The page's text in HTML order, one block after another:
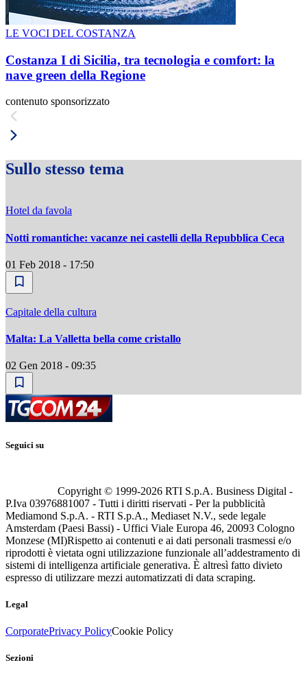
LE VOCI DEL COSTANZA
Costanza I di Sicilia, tra tecnologia e comfort: la
nave green della Regione
contenuto sponsorizzato
Sullo stesso tema
Hotel da favola
Notti romantiche: vacanze nei castelli della Repubblica Ceca
01 Feb 2018 - 17:50
Capitale della cultura
Malta: La Valletta bella come cristallo
02 Gen 2018 - 09:35
Seguici su
Copyright © 1999-2026 RTI S.p.A. Business Digital -
P.Iva 03976881007 - Tutti i diritti riservati - Per la pubblicità
Mediamond S.p.A. - RTI S.p.A., Mediaset N.V., sede legale
Amsterdam (Paesi Bassi) - Uffici Viale Europa 46, 20093 Cologno
Monzese (MI)Rispetto ai contenuti e ai dati personali trasmessi e/o
riprodotti è vietata ogni utilizzazione funzionale all’addestramento di
sistemi di intelligenza artificiale generativa. È altresì fatto divieto
espresso di utilizzare mezzi automatizzati di data scraping.
Legal
CorporatePrivacy PolicyCookie Policy
Sezioni